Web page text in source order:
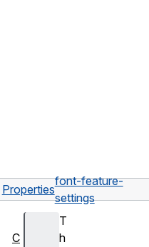
Properties
font-feature-
settings
T
h
C